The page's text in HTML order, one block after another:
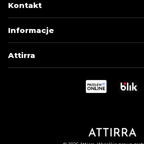
Kontakt
Informacje
Attirra